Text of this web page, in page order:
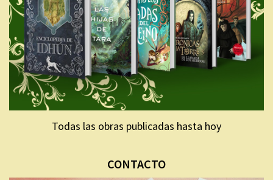
Todas las obras publicadas hasta hoy
CONTACTO